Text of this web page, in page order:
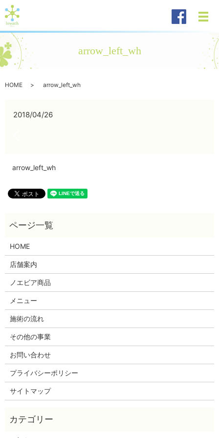
メ
arrow_left_wh
HOME arrow_left_wh
2018/04/26
arrow_left_wh
HOME
店舗案内
ノエビア商品
メニュー
施術の流れ
その他の事業
お問い合わせ
プライバシーポリシー
サイトマップ